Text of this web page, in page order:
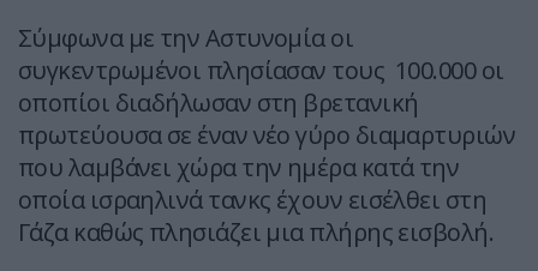
Σύμφωνα με την Αστυνομία οι
συγκεντρωμένοι πλησίασαν τους 100.000 οι
οποπίοι διαδήλωσαν στη βρετανική
πρωτεύουσα σε έναν νέο γύρο διαμαρτυριών
που λαμβάνει χώρα την ημέρα κατά την
οποία ισραηλινά τανκς έχουν εισέλθει στη
Γάζα καθώς πλησιάζει μια πλήρης εισβολή.